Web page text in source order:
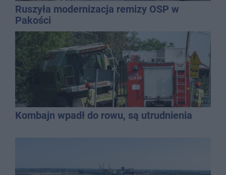
Ruszyła modernizacja remizy OSP w
Pakości
Kombajn wpadł do rowu, są utrudnienia